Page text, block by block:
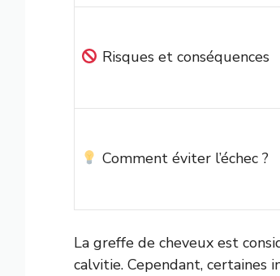
Risques et conséquences
Comment éviter l’échec ?
La greffe de cheveux est
calvitie. Cependant,